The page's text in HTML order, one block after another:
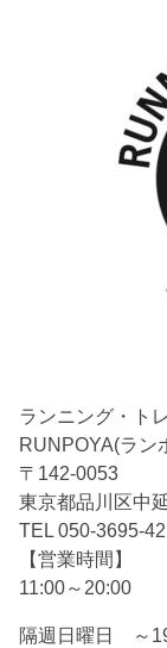
ランニング・ト
RUNPOYA(ラン
〒142-0053
東京都品川区中
TEL 050-3695-
【営業時間】
11:00～20:00
隔週日曜日 ～